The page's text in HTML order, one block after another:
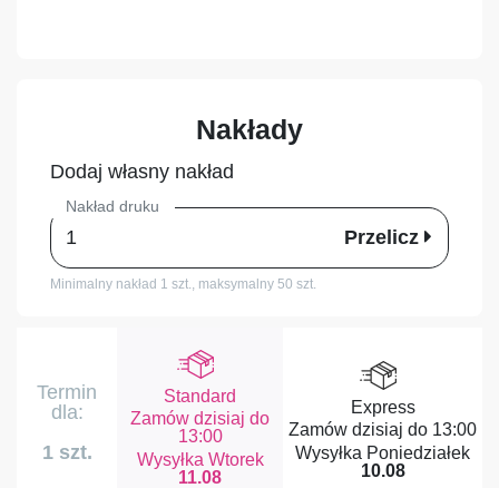
Nakłady
Dodaj własny nakład
Nakład druku
Przelicz
Minimalny nakład 1 szt., maksymalny 50 szt.
Termin
dla:
1 szt.
Standard
Wtorek
11.08
Zamów dzisiaj do
13:00
Express
Poniedziałek
10.08
Zamów dzisiaj do 13:00